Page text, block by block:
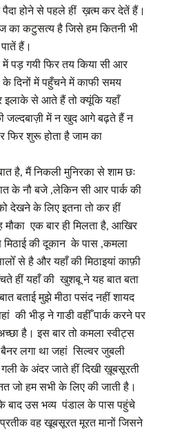
होने से पहले हीं ख़त्म कर देतें हैं।
का कटुसत्य है जिसे हम कितनी भी
हैं।
पड़ गयी फिर तय किया सी आर
के दिनों में पहुँचने में काफी समय
से आते हैं तो क्यूंकि यहाँ
जल्दबाज़ी में न खुद आगे बढ़ते हैं न
शुरू होता है जाम का
है, मैं निकली मुनिरका से शाम छः
के नौ बजे ,लेकिन सी आर पार्क की
देखने के लिए इतना तो कर हीं
एक बार ही मिलता है, आखिर
की दूकान के पास ,कमला
से है और यहाँ की मिठाइयां काफ़ी
हीं यहाँ की खुशबू ने यह बात बता
बताई मुझे मीठा पसंद नहीं शायद
की भीड़ ने गाडी वहीँ पार्क करने पर
है। इस बार तो कमला स्वीट्स
लगा था जहां सिल्वर जुबली
के अंदर जाते हीं दिखी ख़ूबसूरती
जो हम सभी के लिए की जाती है।
बाद उस भव्य पंडाल के पास पहुंचे
वह खूबसूरत मूरत मानों जिसने